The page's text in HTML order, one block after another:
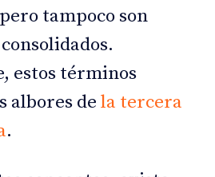
tampoco son
estos términos
albores de la tercera
.